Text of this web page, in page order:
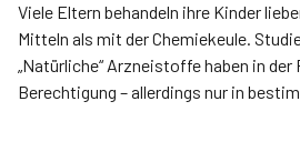
Viele Eltern behandeln ihre Kinder
Mitteln als mit der Chemiekeule.
„Natürliche“ Arzneistoffe haben in
Berechtigung – allerdings nur in